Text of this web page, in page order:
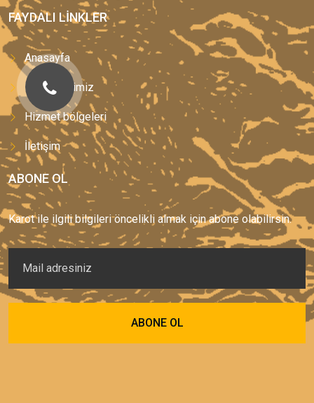
FAYDALI LINKLER
Anasayfa
Hizmetlerimiz
Hizmet bölgeleri
İletişim
ABONE OL
Karot ile ilgili bilgileri öncelikli almak için abone olabilirsin.